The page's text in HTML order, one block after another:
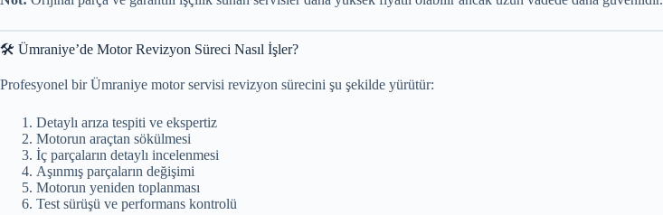
🛠️ Ümraniye’de Motor Revizyon Süreci Nasıl İşler?
Profesyonel bir Ümraniye motor servisi revizyon sürecini şu şekilde yürütür:
Detaylı arıza tespiti ve ekspertiz
Motorun araçtan sökülmesi
İç parçaların detaylı incelenmesi
Aşınmış parçaların değişimi
Motorun yeniden toplanması
Test sürüşü ve performans kontrolü